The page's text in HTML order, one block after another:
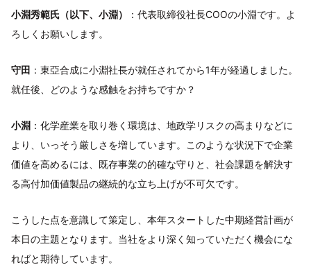
小淵秀範氏（以下、小淵）
：代表取締役社長COOの小淵です。よ
ろしくお願いします。
守田 ：東亞合成に小淵社長が就任されてから1年が経過しました。
就任後、どのような感触をお持ちですか？
小淵 ：化学産業を取り巻く環境は、地政学リスクの高まりなどに
より、いっそう厳しさを増しています。このような状況下で企業
価値を高めるには、既存事業の的確な守りと、社会課題を解決す
る高付加価値製品の継続的な立ち上げが不可欠です。
こうした点を意識して策定し、本年スタートした中期経営計画が
本日の主題となります。当社をより深く知っていただく機会にな
ればと期待しています。